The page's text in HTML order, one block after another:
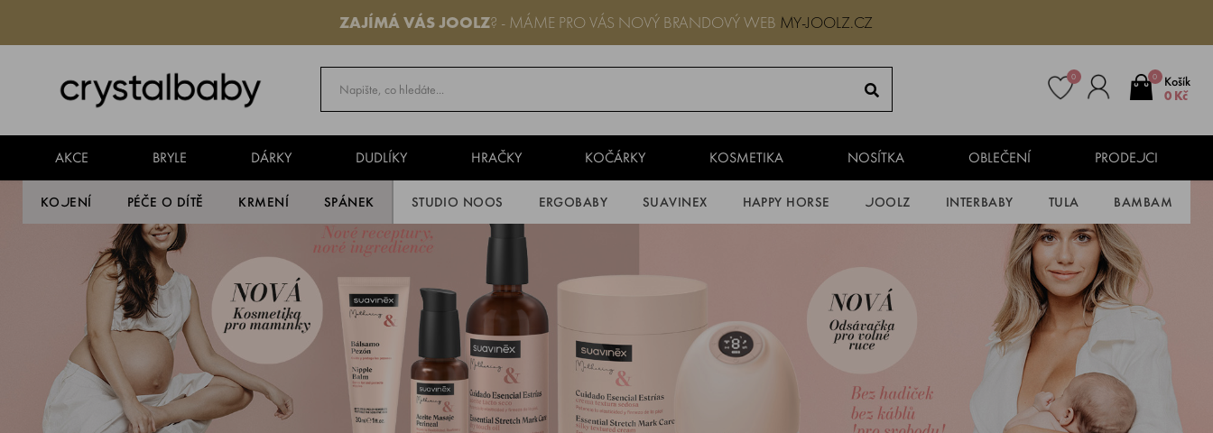
ZAJÍMÁ VÁS JOOLZ? - MÁME PRO VÁS NOVÝ BRANDOVÝ WEB MY-JOOLZ.CZ
0
Košík
0 Kč
0
AKCE BRYLE DÁRKY DUDLÍKY HRAČKY KOČÁRKY KOSMETIKA NOSÍTKA OBLEČENÍ PRODEJCI
KOJENÍ PÉČE O DÍTĚ KRMENÍ SPÁNEK STUDIO NOOS ERGOBABY SUAVINEX HAPPY HORSE JOOLZ INTERBABY TULA BAMBAM